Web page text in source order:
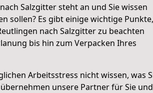
Salzgitter steht an und Sie wissen
sollen? Es gibt einige wichtige Punkte,
nach Salzgitter zu beachten
bis hin zum Verpacken Ihres
Arbeitsstress nicht wissen, was
unsere Partner für Sie und